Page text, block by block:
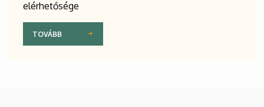
elérhetősége
TOVÁBB